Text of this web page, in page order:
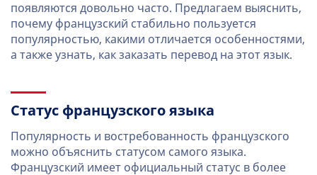
появляются довольно часто. Предлагаем выяснить,
почему французский стабильно пользуется
популярностью, какими отличается особенностями,
а также узнать, как заказать перевод на этот язык.
Статус французского языка
Популярность и востребованность французского
можно объяснить статусом самого языка.
Французский имеет официальный статус в более